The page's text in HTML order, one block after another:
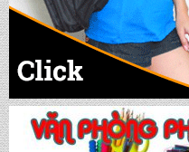
CẶP HỌC
CẶP HỌC